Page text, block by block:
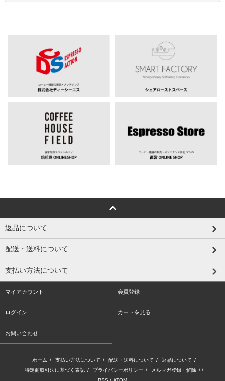
返品について
配送・送料について
支払い方法について
マイアカウント 会員登録
ログイン カートを見る
お問い合わせ
ホーム / 支払い方法について / 配送・送料について / 返品について /
特定商取引法に基づく表記 / プライバシーポリシー / メルマガ登録・解除 / /